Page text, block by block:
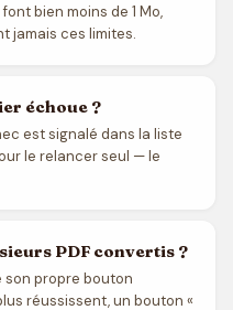
bien moins de 1 Mo,
jamais ces limites.
échoue ?
est signalé dans la liste
le relancer seul — le
PDF convertis ?
son propre bouton
réussissent, un bouton «